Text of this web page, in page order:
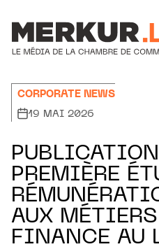
CORPORATE NEWS
19 MAI 2026
PREMIÈRE
AUX
FINANCE AU